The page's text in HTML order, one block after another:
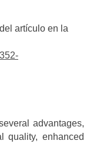
artículo en la
advantages,
quality, enhanced